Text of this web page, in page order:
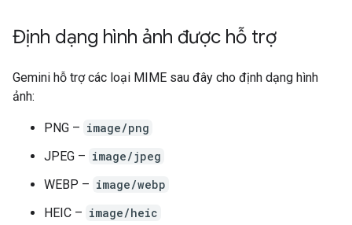
Định dạng hình ảnh được hỗ trợ
Gemini hỗ trợ các loại MIME sau đây cho định dạng hình
ảnh:
PNG – image/png
JPEG – image/jpeg
WEBP – image/webp
HEIC – image/heic